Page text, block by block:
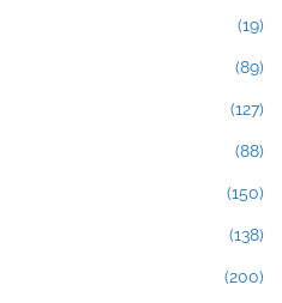
(19)
(89)
(127)
(88)
(150)
(138)
(200)